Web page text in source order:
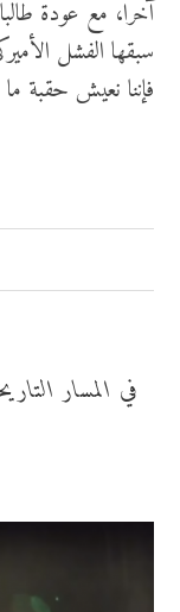
فإننا نعيش حقبة
في المسار التاريخي.. 3 تأملات في